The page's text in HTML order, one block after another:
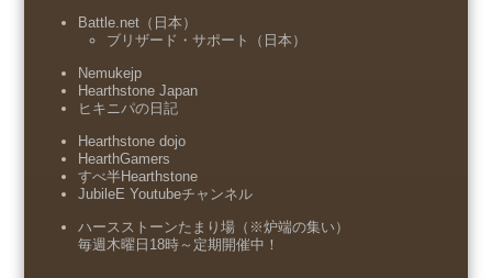
Battle.net（日本）
ブリザード・サポート（日本）
Nemukejp
Hearthstone Japan
ヒキニパの日記
Hearthstone dojo
HearthGamers
すべ半Hearthstone
JubileE Youtubeチャンネル
ハースストーンたまり場（※炉端の集い）
毎週木曜日18時～定期開催中！